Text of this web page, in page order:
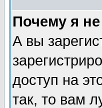
Почему я
А вы
доступ на
так, то вам